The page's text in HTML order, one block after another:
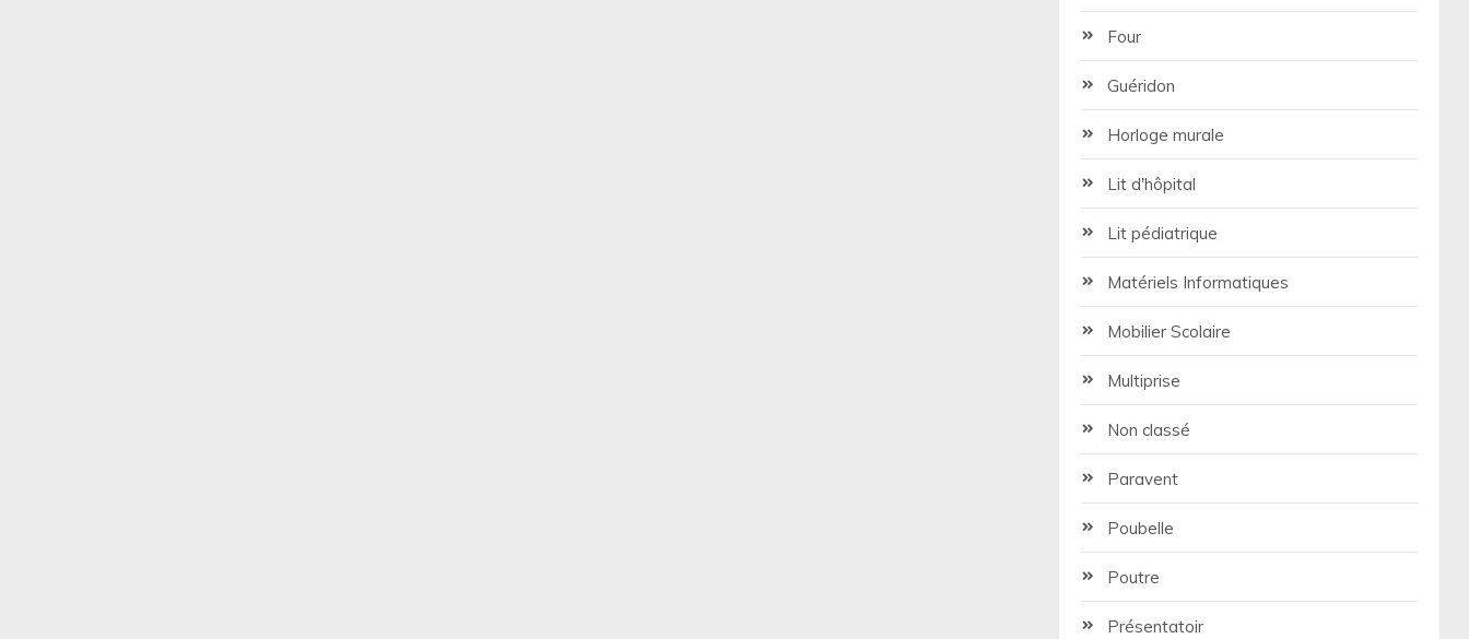
Four
Guéridon
Horloge murale
Lit d'hôpital
Lit pédiatrique
Matériels Informatiques
Mobilier Scolaire
Multiprise
Non classé
Paravent
Poubelle
Poutre
Présentatoir